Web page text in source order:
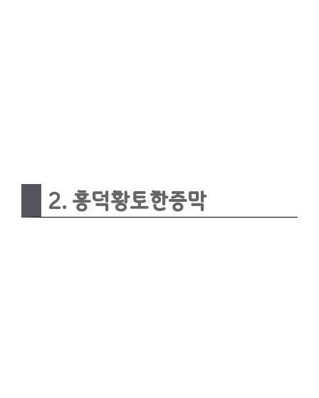
2. 흥덕황토한증막